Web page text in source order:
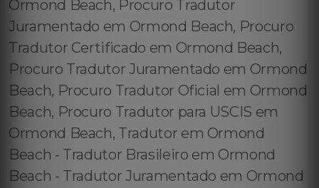
Ormond Beach, Procuro Tradutor
Juramentado em Ormond Beach, Procuro
Tradutor Certificado em Ormond Beach,
Procuro Tradutor Juramentado em Ormond
Beach, Procuro Tradutor Oficial em Ormond
Beach, Procuro Tradutor para USCIS em
Ormond Beach, Tradutor em Ormond
Beach - Tradutor Brasileiro em Ormond
Beach - Tradutor Juramentado em Ormond